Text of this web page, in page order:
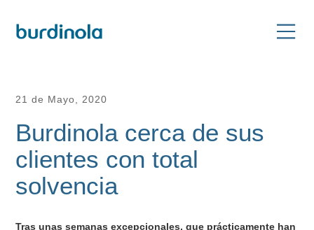
21 de Mayo, 2020
Burdinola cerca de sus
clientes con total
solvencia
Tras unas semanas excepcionales, que prácticamente han